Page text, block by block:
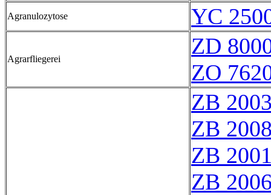
Agranulozytose YC
Agrarfliegerei
ZD
ZO
ZB
ZB
ZB
ZB